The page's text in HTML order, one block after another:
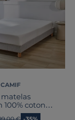
100% coton
cm Firmin